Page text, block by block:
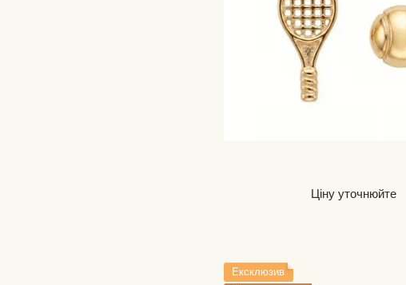
Ціну уточнюйте
Ексклюзив